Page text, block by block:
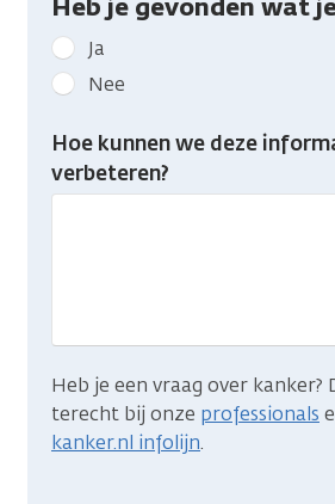
Geef
kanker.nl
feedback:
Heb
gevonden
Ja
Nee
Hoe kunnen we deze
verbeteren?
Heb je een vraag over kanker?
terecht bij onze professionals
kanker.nl infolijn.